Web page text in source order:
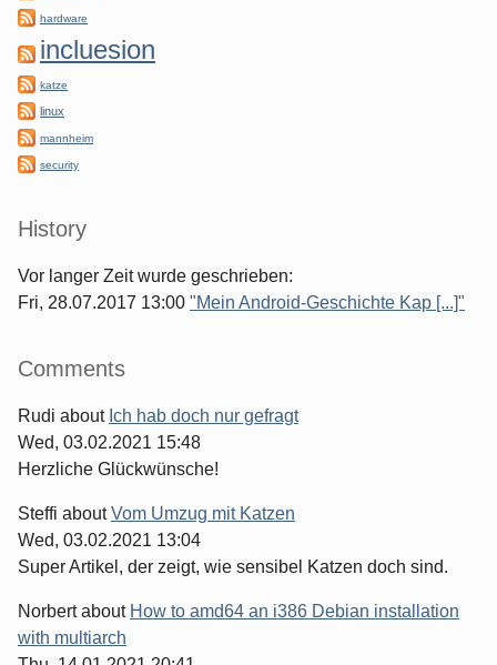
hardware
incluesion
katze
linux
mannheim
security
History
Vor langer Zeit wurde geschrieben:
Fri, 28.07.2017 13:00 "Mein Android-Geschichte Kap [...]"
Comments
Rudi about Ich hab doch nur gefragt
Wed, 03.02.2021 15:48
Herzliche Glückwünsche!
Steffi aboutVom Umzug mit Katzen
Wed, 03.02.2021 13:04
Super Artikel, der zeigt, wie sensibel Katzen doch sind.
Norbertabout How to amd64 an i386 Debian installation
with multiarch